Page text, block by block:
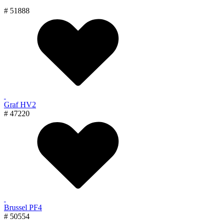
# 51888
Graf HV2
# 47220
Brussel PF4
# 50554